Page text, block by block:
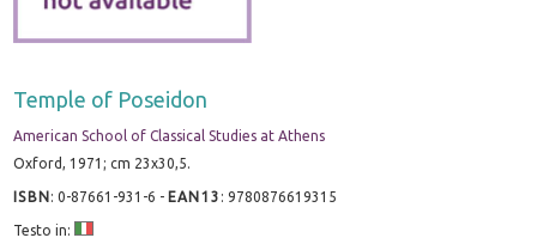
Temple of Poseidon
American School of Classical Studies at Athens
Oxford, 1971; cm 23x30,5.
ISBN:0-87661-931-6 - EAN13 :9780876619315
Testo in: